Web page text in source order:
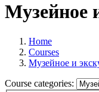
Музейное
Home
Courses
Музейное и
Course categories: